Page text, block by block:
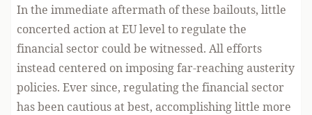
In the immediate aftermath of these bailouts, little
concerted action at EU level to regulate the
financial sector could be witnessed. All efforts
instead centered on imposing far-reaching austerity
policies. Ever since, regulating the financial sector
has been cautious at best, accomplishing little more